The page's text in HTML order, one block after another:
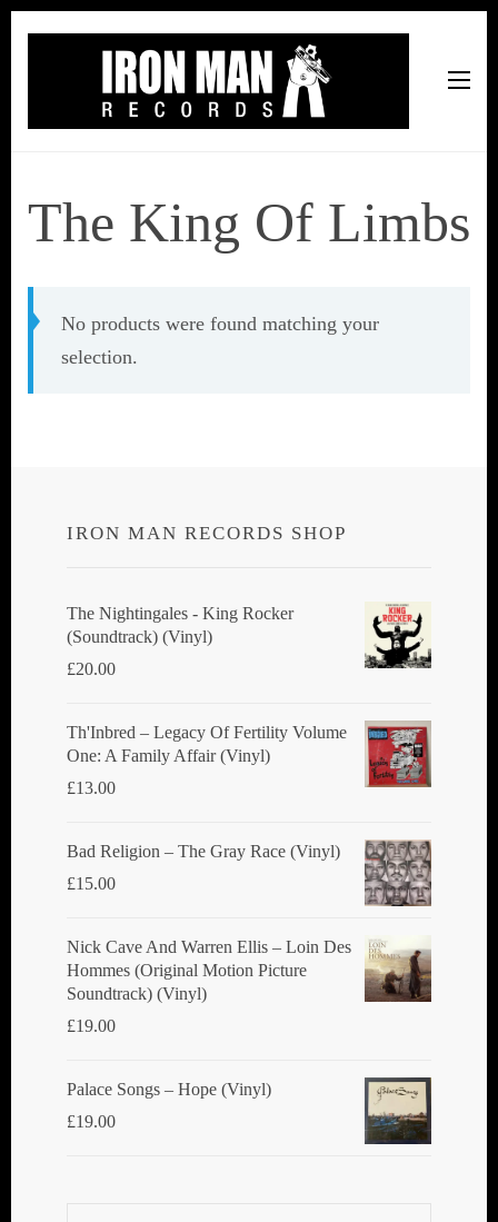
The King Of Limbs
No products were found matching your
selection.
IRON MAN RECORDS SHOP
The Nightingales - King Rocker
(Soundtrack) (Vinyl)
£20.00
Th'Inbred ‎– Legacy Of Fertility Volume
One: A Family Affair (Vinyl)
£13.00
Bad Religion ‎– The Gray Race (Vinyl)
£15.00
Nick Cave And Warren Ellis ‎– Loin Des
Hommes (Original Motion Picture
Soundtrack) (Vinyl)
£19.00
Palace Songs ‎– Hope (Vinyl)
£19.00